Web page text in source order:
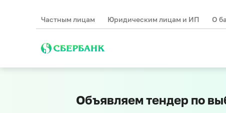
Частным лицам Юридическим лицам и ИП О
Объявляем тендер по